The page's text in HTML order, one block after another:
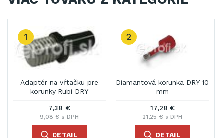
na vŕtačku pre
Rubi DRY
2
Diamantová korunka DRY 10
Diamantová